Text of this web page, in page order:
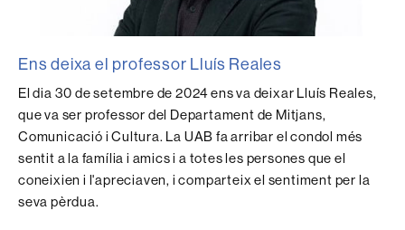
Ens deixa el professor Lluís Reales
El dia 30 de setembre de 2024 ens va deixar Lluís Reales,
que va ser professor del Departament de Mitjans,
Comunicació i Cultura. La UAB fa arribar el condol més
sentit a la família i amics i a totes les persones que el
coneixien i l'apreciaven, i comparteix el sentiment per la
seva pèrdua.